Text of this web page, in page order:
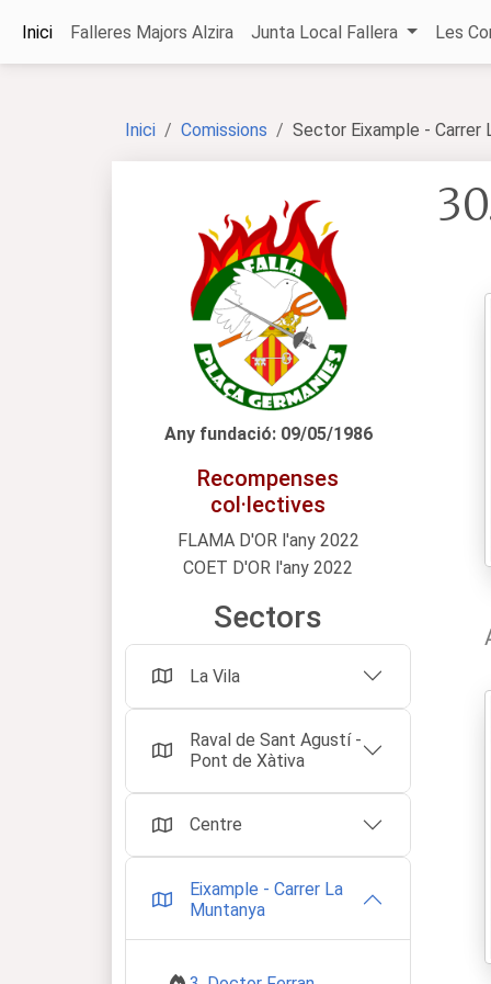
Inici Falleres Majors Alzira Junta Local Fallera Les
Inici Comissions Sector Eixample - Carrer
Any fundació: 09/05/1986
Recompenses
col·lectives
FLAMA D'OR l'any 2022
COET D'OR l'any 2022
Sectors
La Vila
Raval de Sant Agustí -
Pont de Xàtiva
Centre
Eixample - Carrer La
Muntanya